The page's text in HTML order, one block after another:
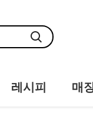
레시피 매